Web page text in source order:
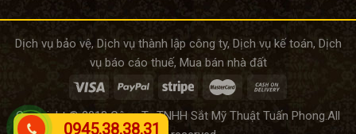
Dịch vụ bảo vệ, Dịch vụ thành lập công ty, Dịch vụ kế toán, Dịch
vụ báo cáo thuế, Mua bán nhà đất
Copyright © 2018 Công Ty TNHH Sắt Mỹ Thuật Tuấn Phong.All
0945.38.38.31